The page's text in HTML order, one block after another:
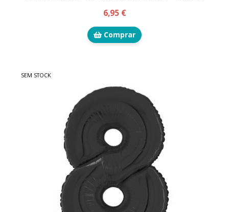
6,95 €
Comprar
SEM STOCK